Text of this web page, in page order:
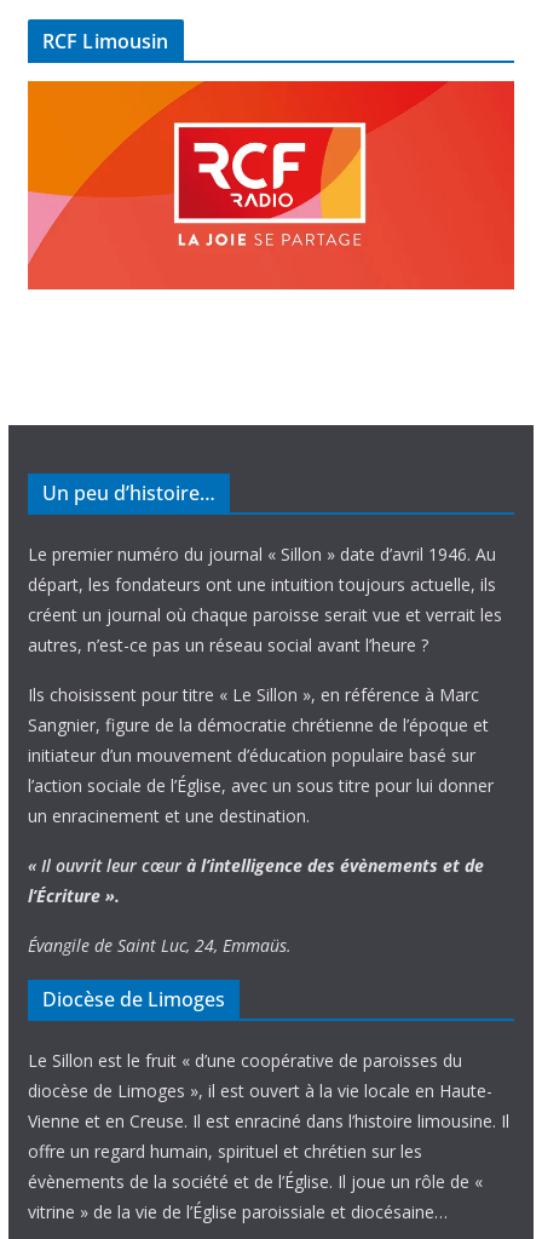
é
RCF Limousin
Un peu d’histoire…
Le premier numéro du journal « Sillon » date d’avril 1946. Au
départ, les fondateurs ont une intuition toujours actuelle, ils
créent un journal où chaque paroisse serait vue et verrait les
autres, n’est-ce pas un réseau social avant l’heure ?
Ils choisissent pour titre « Le Sillon », en référence à Marc
Sangnier, figure de la démocratie chrétienne de l’époque et
initiateur d’un mouvement d’éducation populaire basé sur
l’action sociale de l’Église, avec un sous titre pour lui donner
un enracinement et une destination.
« Il ouvrit leur cœur à l’intelligence des évènements et de
l’Écriture ».
Évangile de Saint Luc, 24, Emmaüs.
Diocèse de Limoges
Le Sillon est le fruit « d’une coopérative de paroisses du
diocèse de Limoges », il est ouvert à la vie locale en Haute-
Vienne et en Creuse. Il est enraciné dans l’histoire limousine. Il
offre un regard humain, spirituel et chrétien sur les
évènements de la société et de l’Église. Il joue un rôle de «
vitrine » de la vie de l’Église paroissiale et diocésaine…